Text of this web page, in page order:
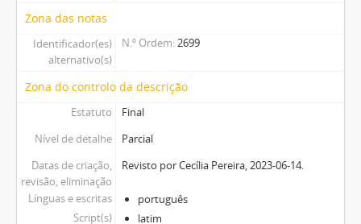
Zona das notas
Identificador(es)
alternativo(s)
N.º Ordem 2699
Zona do controlo da descrição
Estatuto
Final
Nível de detalhe
Parcial
Datas de criação,
revisão, eliminação
Revisto por Cecília Pereira, 2023-06-14.
Línguas e escritas
português
Script(s)
latim